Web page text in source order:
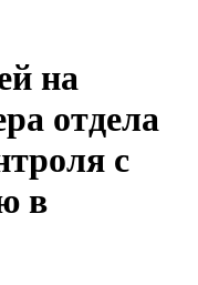
на
отдела
с
в